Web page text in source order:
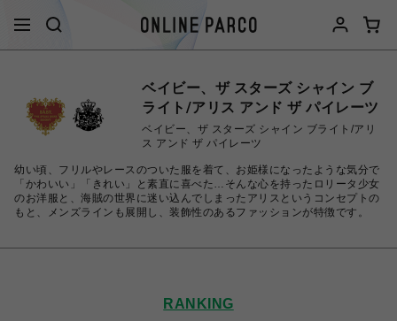
ベイビー、ザ スターズ シャイン ブ
ライト/アリス アンド ザ パイレーツ
ベイビー、ザ スターズ シャイン ブライト/アリ
ス アンド ザ パイレーツ
幼い頃、フリルやレースのついた服を着て、お姫様になったような気分で
「かわいい」「きれい」と素直に喜べた…そんな心を持ったロリータ少女
のお洋服と、海賊の世界に迷い込んでしまったアリスというコンセプトの
もと、メンズラインも展開し、装飾性のあるファッションが特徴です。
RANKING